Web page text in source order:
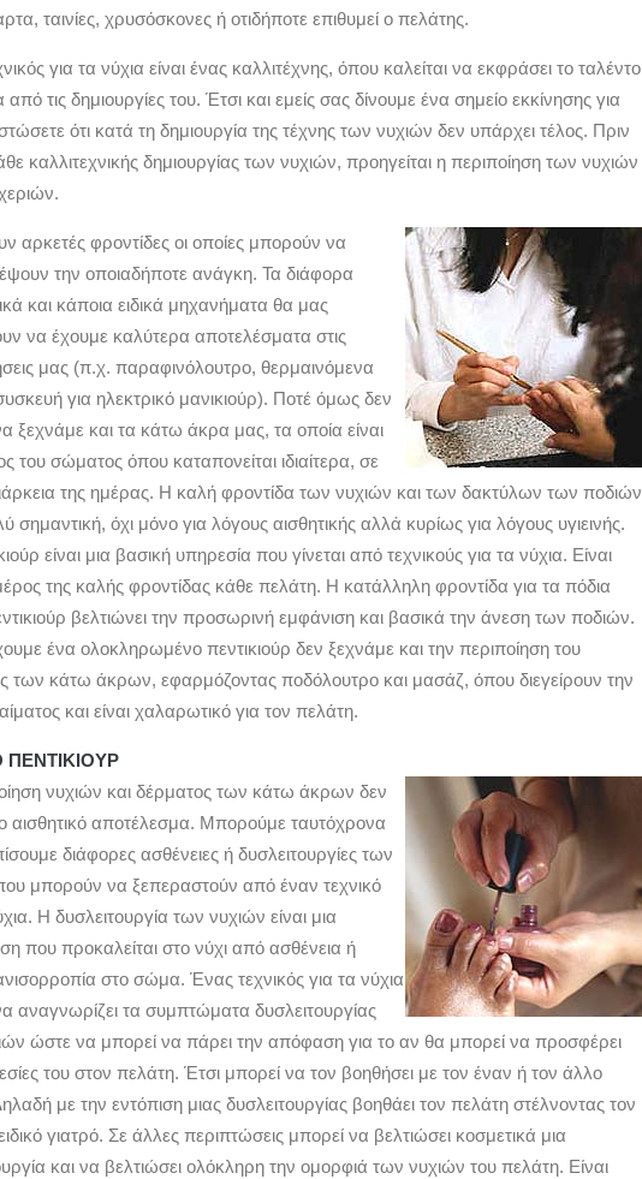
ταινίες, χρυσόσκονες ή οτιδήποτε επιθυμεί ο πελάτης.
για τα νύχια είναι ένας καλλιτέχνης, όπου καλείται να εκφράσει το ταλέντο
τις δημιουργίες του. Έτσι και εμείς σας δίνουμε ένα σημείο εκκίνησης για
ότι κατά τη δημιουργία της τέχνης των νυχιών δεν υπάρχει τέλος. Πριν
καλλιτεχνικής δημιουργίας των νυχιών, προηγείται η περιποίηση των νυχιών
αρκετές φροντίδες οι οποίες μπορούν να
την οποιαδήποτε ανάγκη. Τα διάφορα
και κάποια ειδικά μηχανήματα θα μας
να έχουμε καλύτερα αποτελέσματα στις
μας (π.χ. παραφινόλουτρο, θερμαινόμενα
για ηλεκτρικό μανικιούρ). Ποτέ όμως δεν
ξεχνάμε και τα κάτω άκρα μας, τα οποία είναι
του σώματος όπου καταπονείται ιδιαίτερα, σε
της ημέρας. Η καλή φροντίδα των νυχιών και των δακτύλων των ποδιών
σημαντική, όχι μόνο για λόγους αισθητικής αλλά κυρίως για λόγους υγιεινής.
είναι μια βασική υπηρεσία που γίνεται από τεχνικούς για τα νύχια. Είναι
της καλής φροντίδας κάθε πελάτη. Η κατάλληλη φροντίδα για τα πόδια
βελτιώνει την προσωρινή εμφάνιση και βασικά την άνεση των ποδιών.
ένα ολοκληρωμένο πεντικιούρ δεν ξεχνάμε και την περιποίηση του
των κάτω άκρων, εφαρμόζοντας ποδόλουτρο και μασάζ, όπου διεγείρουν την
και είναι χαλαρωτικό για τον πελάτη.
ΠΕΝΤΙΚΙΟΥΡ
νυχιών και δέρματος των κάτω άκρων δεν
αισθητικό αποτέλεσμα. Μπορούμε ταυτόχρονα
διάφορες ασθένειες ή δυσλειτουργίες των
μπορούν να ξεπεραστούν από έναν τεχνικό
Η δυσλειτουργία των νυχιών είναι μια
που προκαλείται στο νύχι από ασθένεια ή
στο σώμα. Ένας τεχνικός για τα νύχια
αναγνωρίζει τα συμπτώματα δυσλειτουργίας
ώστε να μπορεί να πάρει την απόφαση για το αν θα μπορεί να προσφέρει
του στον πελάτη. Έτσι μπορεί να τον βοηθήσει με τον έναν ή τον άλλο
με την εντόπιση μιας δυσλειτουργίας βοηθάει τον πελάτη στέλνοντας τον
γιατρό. Σε άλλες περιπτώσεις μπορεί να βελτιώσει κοσμετικά μια
και να βελτιώσει ολόκληρη την ομορφιά των νυχιών του πελάτη. Είναι